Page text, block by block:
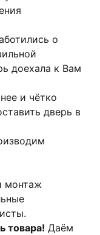
о
доехала к Вам
и чётко
дверь в
монтаж
товара! Даём